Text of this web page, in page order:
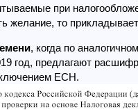
при
желание, то
, когда по
год, предлагают
ЕСН.